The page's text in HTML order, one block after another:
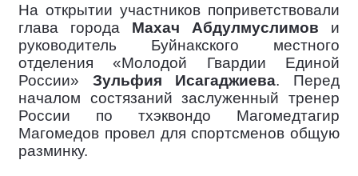
На открытии участников поприветствовали
глава города Махач Абдулмуслимов и
руководитель Буйнакского местного
отделения «Молодой Гвардии Единой
России» Зульфия Исагаджиева. Перед
началом состязаний заслуженный тренер
России по тхэквондо Магомедтагир
Магомедов провел для спортсменов общую
разминку.